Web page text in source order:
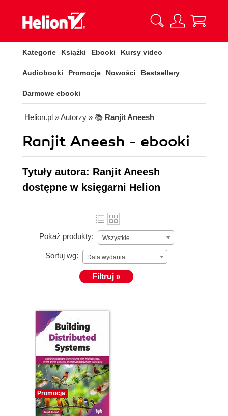
Kategorie Książki Ebooki Kursy video
Audiobooki Promocje Nowości Bestsellery
Darmowe ebooki
Helion.pl » Autorzy » 📚 Ranjit Aneesh
Ranjit Aneesh - ebooki
Tytuły autora: Ranjit Aneesh
dostępne w księgarni Helion
Pokaż produkty: Wszystkie
Sortuj wg: Data wydania
Filtruj »
Promocja